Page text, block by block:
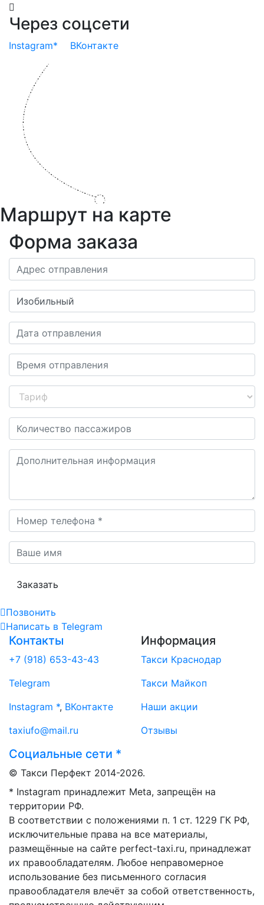
Через соцсети
Instagram* ВКонтакте
Маршрут на карте
Форма заказа
Заказать
Позвонить
Написать в Telegram
Контакты
+7 (918) 653-43-43
Telegram
Instagram *, ВКонтакте
taxiufo@mail.ru
Информация
Такси Краснодар
Такси Майкоп
Наши акции
Отзывы
Социальные сети *
© Такси Перфект 2014-2026.
* Instagram принадлежит Meta, запрещён на
территории РФ.
В соответствии с положениями п. 1 ст. 1229 ГК РФ,
исключительные права на все материалы,
размещённые на сайте perfect-taxi.ru, принадлежат
их правообладателям. Любое неправомерное
использование без письменного согласия
правообладателя влечёт за собой ответственность,